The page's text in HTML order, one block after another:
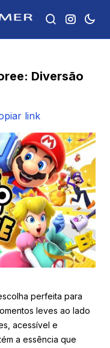
Diversão
link
perfeita para
leves ao lado
acessível e
a essência que